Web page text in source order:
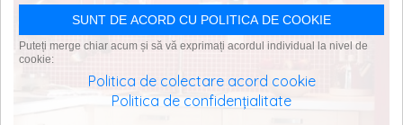
SUNT DE ACORD CU POLITICA DE COOKIE
Puteți merge chiar acum și să vă exprimați acordul individual la nivel de
cookie:
Politica de colectare acord cookie
Politica de confidențialitate